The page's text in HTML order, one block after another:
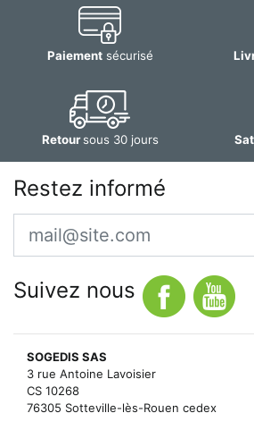
Paiementsécurisé
Retoursous 30 jours
Restez informé
Email
Suivez nous
SOGEDIS SAS
3 rue Antoine Lavoisier
CS 10268
76305 Sotteville-lès-Rouen cedex